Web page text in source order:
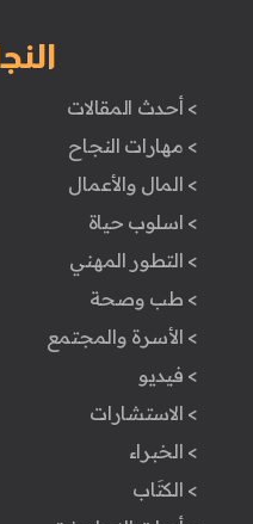
> أحدث المقالات
> مهارات النجاح
> المال والأعمال
> اسلوب حياة
> التطور المهني
> طب وصحة
> الأسرة والمجتمع
> فيديو
> الاستشارات
> الخبراء
> الكتَاب